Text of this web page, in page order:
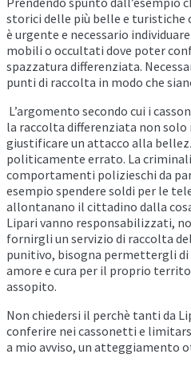
storici delle più belle e turistiche
è urgente e necessario
mobili o occultati dove poter
spazzatura differenziata.
punti di raccolta in modo che
L’argomento secondo cui i
la raccolta differenziata non solo
giustificare un attacco alla
politicamente errato. La
comportamenti polizieschi da
esempio spendere soldi per le
allontanano il cittadino dalla
Lipari vanno responsabilizzati,
fornirgli un servizio di raccolta
punitivo, bisogna permettergli
amore e cura per il proprio
assopito.
Non chiedersi il perchè tanti da
conferire nei cassonetti e
a mio avviso, un atteggiamento